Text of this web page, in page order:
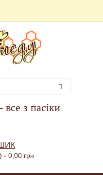
все з пасіки
- 0,00 грн